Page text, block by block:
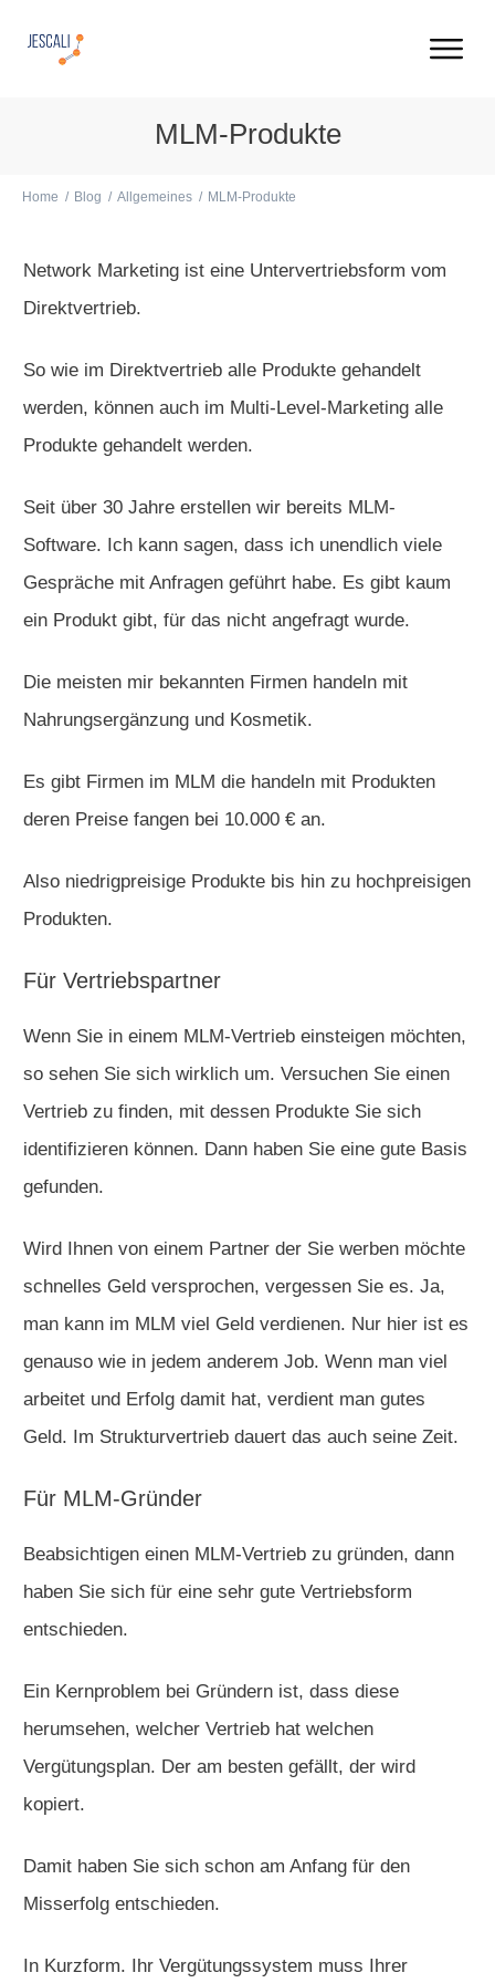
MLM-Produkte
Home / Blog / Allgemeines / MLM-Produkte
Network Marketing ist eine Untervertriebsform vom
Direktvertrieb.
So wie im Direktvertrieb alle Produkte gehandelt
werden, können auch im Multi-Level-Marketing alle
Produkte gehandelt werden.
Seit über 30 Jahre erstellen wir bereits MLM-
Software. Ich kann sagen, dass ich unendlich viele
Gespräche mit Anfragen geführt habe. Es gibt kaum
ein Produkt gibt, für das nicht angefragt wurde.
Die meisten mir bekannten Firmen handeln mit
Nahrungsergänzung und Kosmetik.
Es gibt Firmen im MLM die handeln mit Produkten
deren Preise fangen bei 10.000 € an.
Also niedrigpreisige Produkte bis hin zu hochpreisigen
Produkten.
Für Vertriebspartner
Wenn Sie in einem MLM-Vertrieb einsteigen möchten,
so sehen Sie sich wirklich um. Versuchen Sie einen
Vertrieb zu finden, mit dessen Produkte Sie sich
identifizieren können. Dann haben Sie eine gute Basis
gefunden.
Wird Ihnen von einem Partner der Sie werben möchte
schnelles Geld versprochen, vergessen Sie es. Ja,
man kann im MLM viel Geld verdienen. Nur hier ist es
genauso wie in jedem anderem Job. Wenn man viel
arbeitet und Erfolg damit hat, verdient man gutes
Geld. Im Strukturvertrieb dauert das auch seine Zeit.
Für MLM-Gründer
Beabsichtigen einen MLM-Vertrieb zu gründen, dann
haben Sie sich für eine sehr gute Vertriebsform
entschieden.
Ein Kernproblem bei Gründern ist, dass diese
herumsehen, welcher Vertrieb hat welchen
Vergütungsplan. Der am besten gefällt, der wird
kopiert.
Damit haben Sie sich schon am Anfang für den
Misserfolg entschieden.
In Kurzform. Ihr Vergütungssystem muss Ihrer